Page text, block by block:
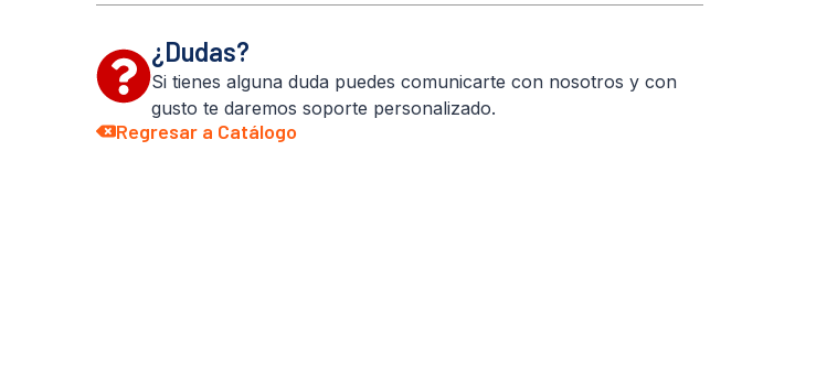
¿Dudas?
Si tienes alguna duda puedes comunicarte con nosotros y con
gusto te daremos soporte personalizado.
Regresar a Catálogo